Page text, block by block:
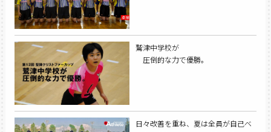
鷲津中学校が
圧倒的な力で優勝。
日々改善を重ね、夏は全員が自己ベ